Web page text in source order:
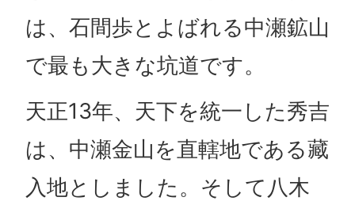
は、石間歩とよばれる中瀬鉱山
で最も大きな坑道です。
天正13年、天下を統一した秀吉
は、中瀬金山を直轄地である藏
入地としました。そして八木